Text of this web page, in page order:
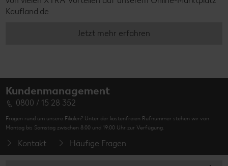
Kaufland.de
Jetzt mehr erfahren
Kundenmanagement
0800 / 15 28 352
Fragen rund um unsere Filialen? Unter der kostenfreien Rufnummer stehen wir von
Montag bis Samstag zwischen 8:00 und 19:00 Uhr zur Verfügung.
Kontakt Häufige Fragen